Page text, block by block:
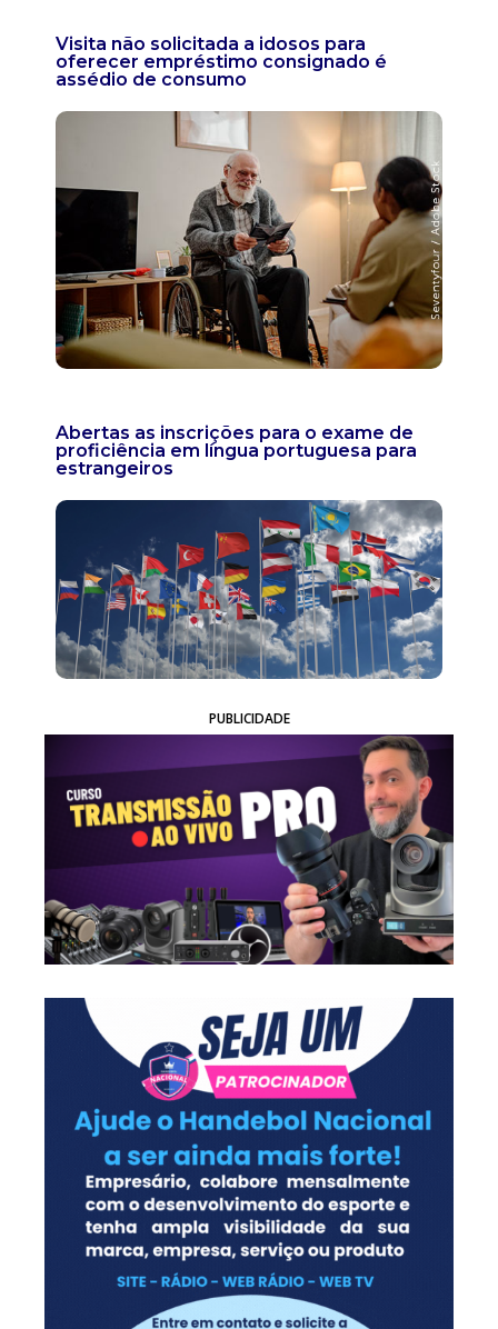
Visita não solicitada a idosos para
oferecer empréstimo consignado é
assédio de consumo
Abertas as inscrições para o exame de
proficiência em língua portuguesa para
estrangeiros
PUBLICIDADE